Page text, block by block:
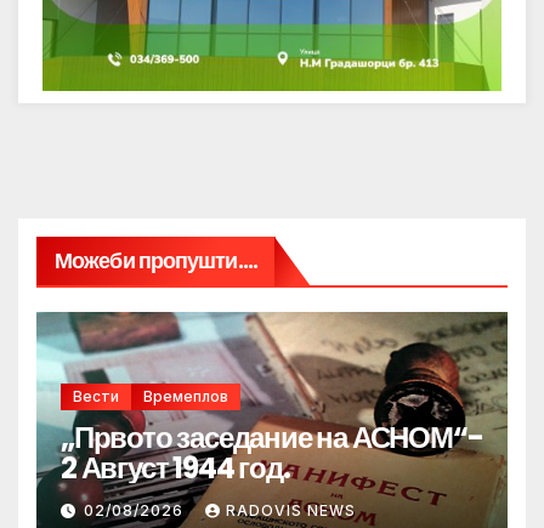
Можеби пропушти....
Вести Времеплов
„Првото заседание на АСНОМ“-
2 Август 1944 год.
02/08/2026 RADOVIS NEWS